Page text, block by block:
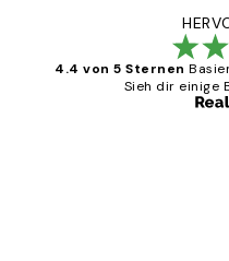
4.4 von 5 Sternen
Sieh dir einige